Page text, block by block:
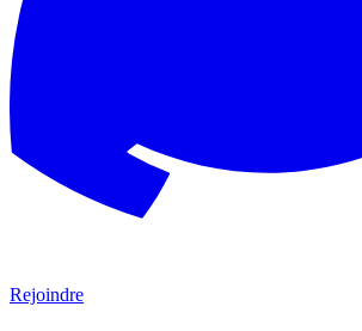
Rejoindre